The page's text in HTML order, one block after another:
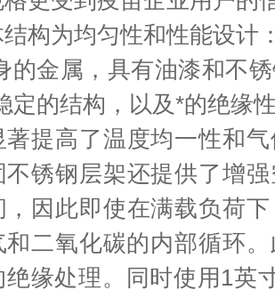
结构为均匀性和性能设计
的金属，具有油漆和不
定的结构，以及*的绝缘
著提高了温度均一性和
不锈钢层架还提供了增
，因此即使在满载负荷
和二氧化碳的内部循环
绝缘处理。同时使用 1英